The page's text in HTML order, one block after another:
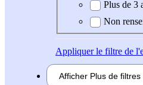
Plus de 3
Non
Appliquerle filtre de
Afficher Plus de filtres